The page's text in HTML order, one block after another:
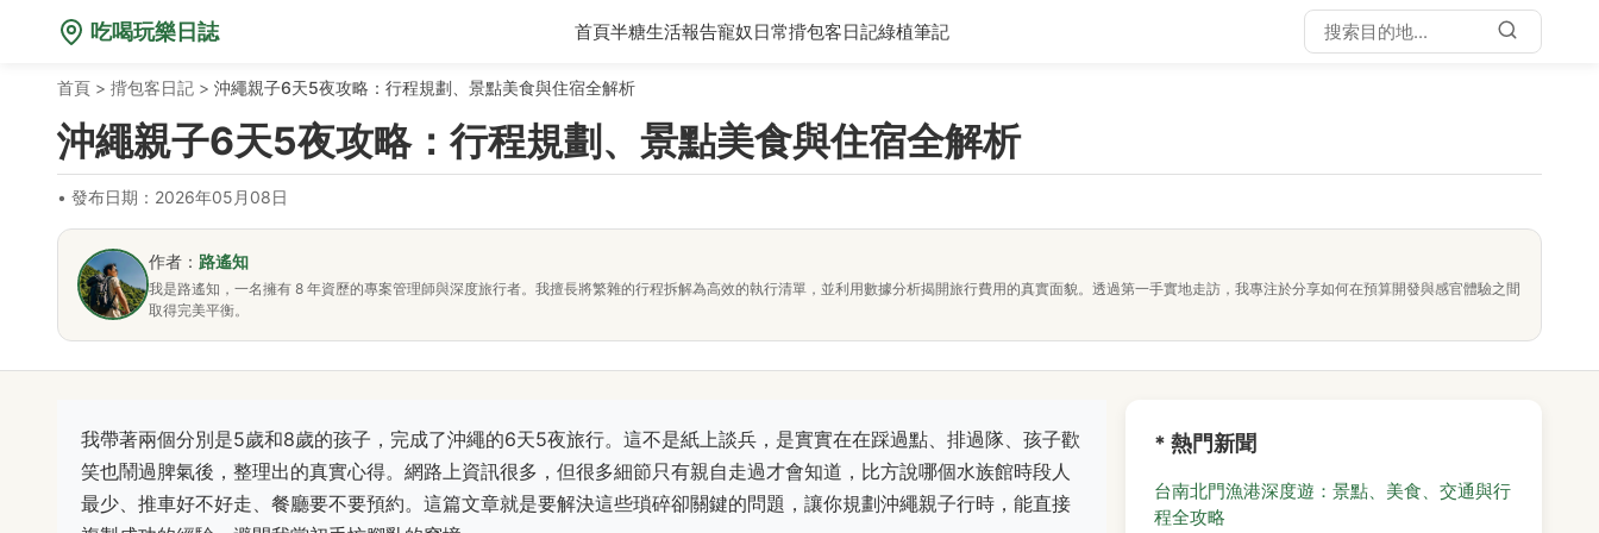
吃喝玩樂日誌 首頁半糖生活報告寵奴日常揹包客日記綠植筆記
首頁 > 揹包客日記 > 沖繩親子6天5夜攻略：行程規劃、景點美食與住宿全解析
沖繩親子6天5夜攻略：行程規劃、景點美食與住宿全解析
• 發布日期：2026年05月08日
作者： 路遙知
我是路遙知，一名擁有 8 年資歷的專案管理師與深度旅行者。我擅長將繁雜的行程拆解為高效的執行清單，並利用數據分析揭開旅行費用的真實面貌。透過第一手實地走訪，我專注於分享如何在預算開發與感官體驗之間
取得完美平衡。
我帶著兩個分別是5歲和8歲的孩子，完成了沖繩的6天5夜旅行。這不是紙上談兵，是實實在在踩過點、排過隊、孩子歡
笑也鬧過脾氣後，整理出的真實心得。網路上資訊很多，但很多細節只有親自走過才會知道，比方說哪個水族館時段人
最少、推車好不好走、餐廳要不要預約。這篇文章就是要解決這些瑣碎卻關鍵的問題，讓你規劃沖繩親子行時，能直接
* 熱門新聞
台南北門漁港深度遊：景點、美食、交通與行
程全攻略